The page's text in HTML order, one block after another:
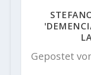
Gepostet